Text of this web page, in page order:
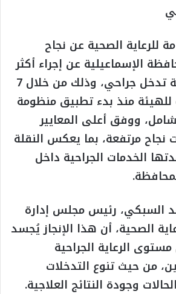
للرعاية الصحية عن نجاح
الإسماعيلية عن إجراء أكثر
من 135 ألف عملية تدخل جراحي، وذلك من خلال 7
منذ بدء تطبيق منظومة
ووفق أعلى المعايير
نجاح مرتفعة، بما يعكس النقلة
الخدمات الجراحية داخل
السبكي، رئيس مجلس إدارة
الصحية، أن هذا الإنجاز يُجسد
الرعاية الجراحية
من حيث تنوع التدخلات
وجودة النتائج العلاجية.